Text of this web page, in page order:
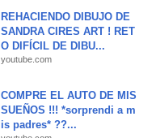
REHACIENDO DIBUJO DE
SANDRA CIRES ART ! RET
O DIFÍCIL DE DIBU...
youtube.com
COMPRE EL AUTO DE MIS
SUEÑOS !!! *sorprendi a m
is padres* ??...